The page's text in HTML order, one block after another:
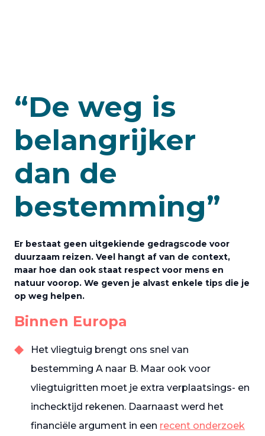
“De weg is
belangrijker
dan de
bestemming”
Er bestaat geen uitgekiende gedragscode voor
duurzaam reizen. Veel hangt af van de context,
maar hoe dan ook staat respect voor mens en
natuur voorop. We geven je alvast enkele tips die je
op weg helpen.
Binnen Europa
Het vliegtuig brengt ons snel van
bestemming A naar B. Maar ook voor
vliegtuigritten moet je extra verplaatsings- en
inchecktijd rekenen. Daarnaast werd het
financiële argument in een recent onderzoek